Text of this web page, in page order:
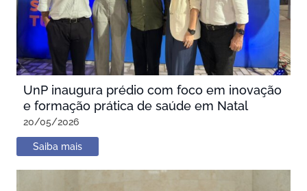
UnP inaugura prédio com foco em inovação
e formação prática de saúde em Natal
20/05/2026
Saiba mais